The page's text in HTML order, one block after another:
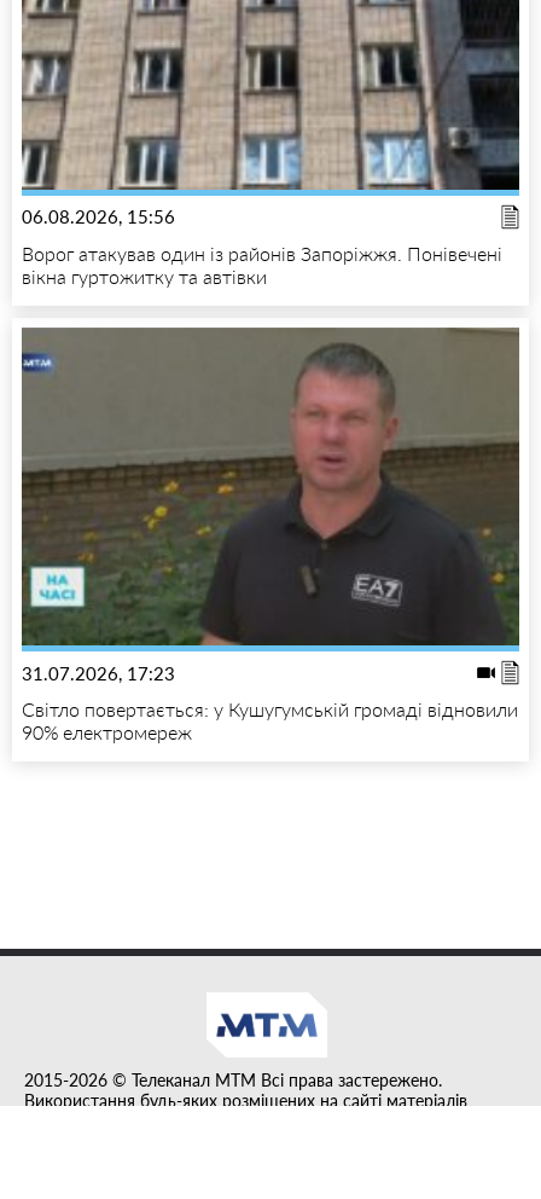
06.08.2026, 15:56
Ворог атакував один із районів Запоріжжя. Понівечені
вікна гуртожитку та автівки
31.07.2026, 17:23
Світло повертається: у Кушугумській громаді відновили
90% електромереж
2015-2026 © Телеканал MTM Всі права застережено.
Використання будь-яких розміщених на сайті матеріалів